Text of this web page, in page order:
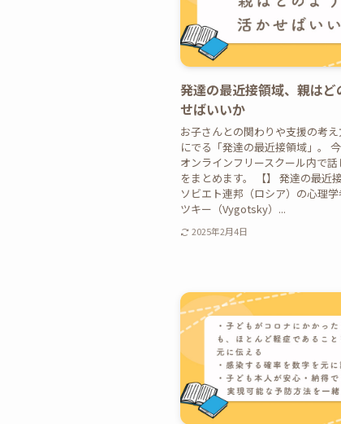
発達の最近接領域、親は
せばいいか
お子さんとの関わりや支援の考
にでる「発達の最近接領域」。
オンラインフリースクール内で
をまとめます。 【】 発達の最近
ソビエト連邦（ロシア）の心理
ツキー（Vygotsky）...
2025年2月4日